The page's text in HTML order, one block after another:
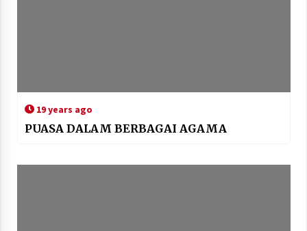
19 years ago
PUASA DALAM BERBAGAI AGAMA